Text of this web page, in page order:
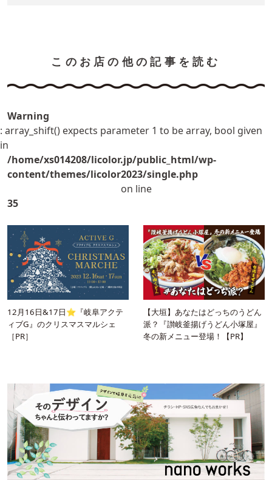
このお店の他の記事を読む
Warning
: array_shift() expects parameter 1 to be array, bool given
in
/home/xs014208/licolor.jp/public_html/wp-
content/themes/licolor2023/single.php
on line
35
12月16日&17日⭐︎『岐阜アクテ
ィブG』のクリスマスマルシェ
［PR］
【大垣】あなたはどっちのうどん
派？『讃岐釜揚げうどん小塚屋』
冬の新メニュー登場！【PR】